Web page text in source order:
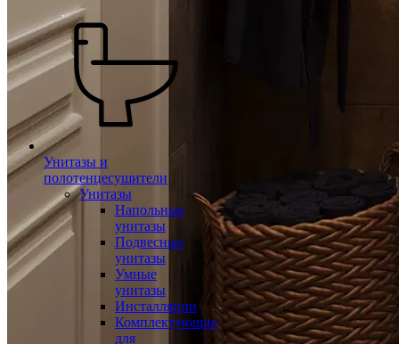
Унитазы и
полотенцесушители
Унитазы
Напольные
унитазы
Подвесные
унитазы
Умные
унитазы
Инсталляции
Комплектующие
для